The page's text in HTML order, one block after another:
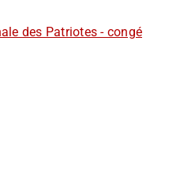
des Patriotes - congé